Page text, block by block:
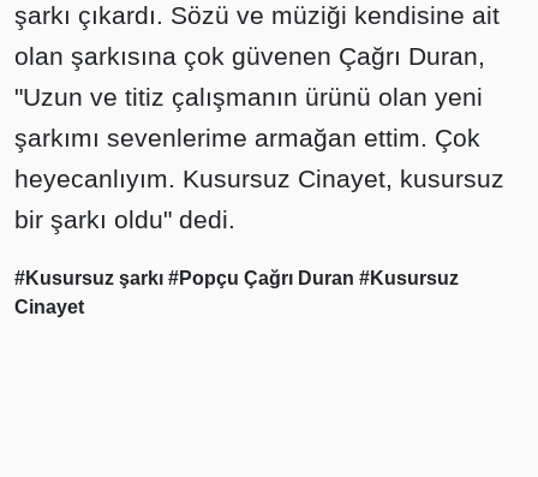
şarkı çıkardı. Sözü ve müziği kendisine ait
olan şarkısına çok güvenen Çağrı Duran,
"Uzun ve titiz çalışmanın ürünü olan yeni
şarkımı sevenlerime armağan ettim. Çok
heyecanlıyım. Kusursuz Cinayet, kusursuz
bir şarkı oldu" dedi.
#Kusursuz şarkı #Popçu Çağrı Duran #Kusursuz
Cinayet